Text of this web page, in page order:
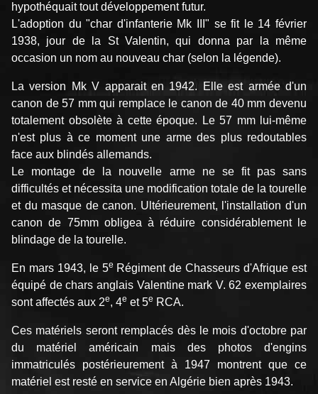
hypothéquait tout développement futur.
L'adoption du "char d'infanterie Mk III" se fit le 14 février
1938, jour de la St Valentin, qui donna par la même
occasion un nom au nouveau char (selon la légende).
La version Mk V apparait en 1942. Elle est armée d'un
canon de 57 mm qui remplace le canon de 40 mm devenu
totalement obsolète à cette époque. Le 57 mm lui-même
n'est plus à ce moment une arme des plus redoutables
face aux blindés allemands.
Le montage de la nouvelle arme ne se fit pas sans
difficultés et nécessita une modification totale de la tourelle
et du masque de canon. Ultérieurement, l'installation d'un
canon de 75mm obligea à réduire considérablement le
blindage de la tourelle.
En mars 1943, le 5e Régiment de Chasseurs d'Afrique est
équipé de chars anglais Valentine mark V. 62 exemplaires
sont affectés aux 2e, 4e et 5e RCA.
Ces matériels seront remplacés dès le mois d'octobre par
du matériel américain mais des photos d'engins
immatriculés postérieurement à 1947 montrent que ce
matériel est resté en service en Algérie bien après 1943.